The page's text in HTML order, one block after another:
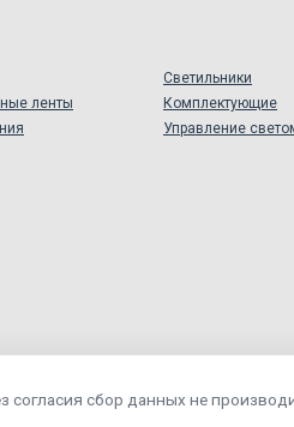
Светильники
ленты
Комплектующие
Управление
согласия сбор данных не